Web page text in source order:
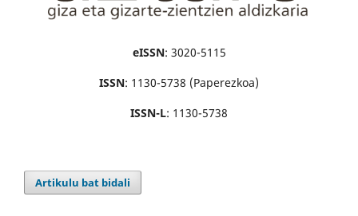
eISSN: 3020-5115
ISSN: 1130-5738 (Paperezkoa)
ISSN-L: 1130-5738
Artikulu bat bidali